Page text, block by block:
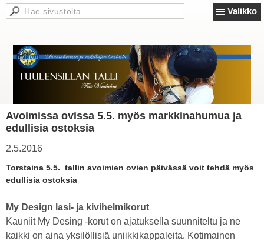
Valikko
Avoimissa ovissa 5.5. myös markkinahumua ja
edullisia ostoksia
2.5.2016
Torstaina 5.5. tallin avoimien ovien päivässä voit tehdä myös
edullisia ostoksia
My Design lasi- ja kivihelmikorut
Kauniit My Desing -korut on ajatuksella suunniteltu ja ne
kaikki on aina yksilöllisiä uniikkikappaleita. Kotimainen